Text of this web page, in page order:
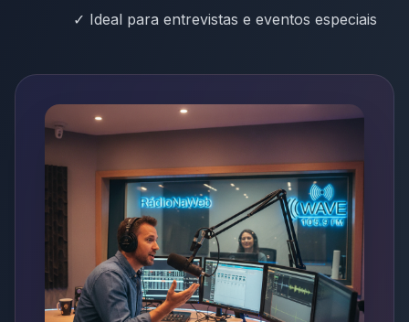
✓ Ideal para entrevistas e eventos especiais